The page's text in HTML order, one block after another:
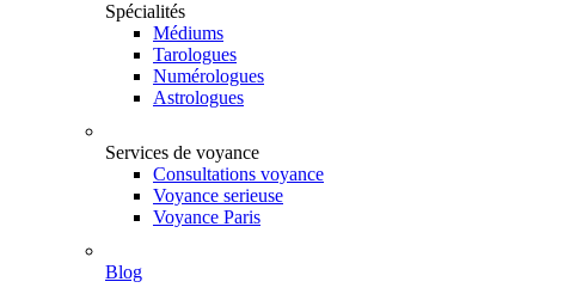
Spécialités
Médiums
Tarologues
Numérologues
Astrologues
Services de voyance
Consultations voyance
Voyance serieuse
Voyance Paris
Blog